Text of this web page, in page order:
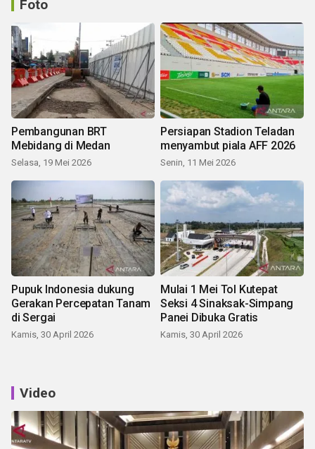
Foto
Pembangunan BRT
Mebidang di Medan
Selasa, 19 Mei 2026
Persiapan Stadion Teladan
menyambut piala AFF 2026
Senin, 11 Mei 2026
Pupuk Indonesia dukung
Gerakan Percepatan Tanam
di Sergai
Kamis, 30 April 2026
Mulai 1 Mei Tol Kutepat
Seksi 4 Sinaksak-Simpang
Panei Dibuka Gratis
Kamis, 30 April 2026
Video